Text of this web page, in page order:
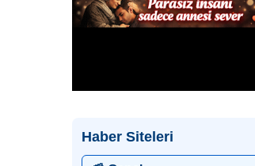
Haber Siteleri